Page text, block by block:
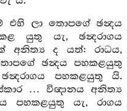
එහි ලා තොපගේ ඡන්‍දය
යුතු යැ, ඡන්‍දරාගය
අනිත්‍ය ද යත්: රාධය,
ඡන්‍දය පහකළයුතු
පහකළයුතු යි.
… විඥානය අනිත්‍ය
පහකළයුතු යැ, රාගය